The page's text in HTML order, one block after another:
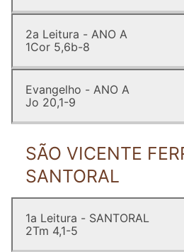
2a Leitura - ANO A
1Cor 5,6b-8
Evangelho - ANO A
Jo 20,1-9
SÃO VICENTE
SANTORAL
1a Leitura - SANTORAL
2Tm 4,1-5